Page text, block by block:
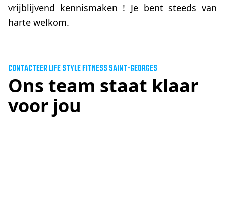
vrijblijvend kennismaken ! Je bent steeds van
harte welkom.
CONTACTEER LIFE STYLE FITNESSSAINT-GEORGES
Ons team staat klaar
voor jou